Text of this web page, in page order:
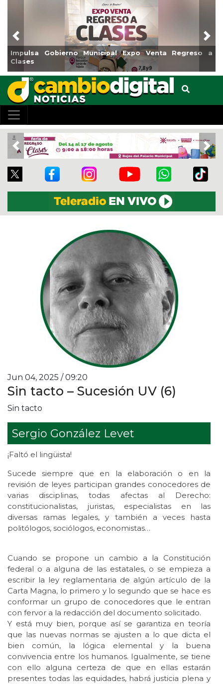
Municipal Expo Venta Regreso a
Reabrirá
Previous
Previous
Jun 04, 2025 / 09:20
Sin tacto – Sucesión UV (6)
Sin tacto
Sergio González Levet
¡Faltó el lingüista!
Sucede siempre que en la elaboración o en la
revisión de leyes participan grandes conocedores de
varias disciplinas, todas afectas al Derecho:
constitucionalistas, juristas, especialistas en las
diversas ramas legales, y también a veces hasta
politólogos, sociólogos, economistas…
Cuando se propone un cambio a la Constitución
federal o a alguna de las estatales, o se empieza a
escribir la ley reglamentaria de algún artículo de la
Carta Magna, lo primero y lo segundo que se hace es
conformar un grupo de conocedores que le entran
con fervor a la redacción del documento solicitado.
Y está muy bien, porque así se garantiza en teoría
que las nuevas normas se ajusten a lo que dicta el
bien común, la lógica elemental y la buena
convivencia entre los humanos. Igualmente, se tiene
con ello alguna certeza de que en ellas estarán
presentes todas las equidades, habrá justicia plena y